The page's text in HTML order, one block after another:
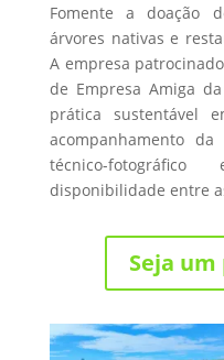
Fomente a doação
árvores nativas e
A empresa
de Empresa Amiga
prática sustentável
acompanhamento
técnico-
disponibilidade entre
Seja